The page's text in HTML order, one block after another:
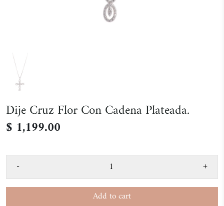
Dije Cruz Flor Con Cadena Plateada.
$ 1,199.00
-
+
Add to cart